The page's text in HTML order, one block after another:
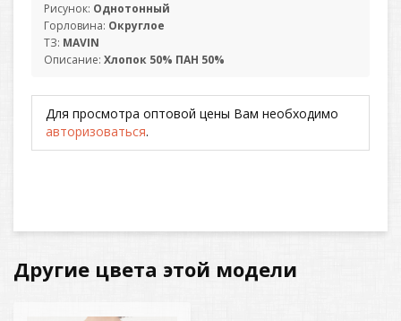
Рисунок: Однотонный
Горловина: Округлое
ТЗ: MAVIN
Описание: Хлопок 50% ПАН 50%
Для просмотра оптовой цены Вам необходимо
авторизоваться.
Другие цвета этой модели